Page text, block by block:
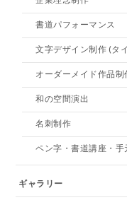
書道パフォーマンス
文字デザイン制作 (タ
オーダーメイド作品制
和の空間演出
名刺制作
ペン字・書道講座・
ギャラリー